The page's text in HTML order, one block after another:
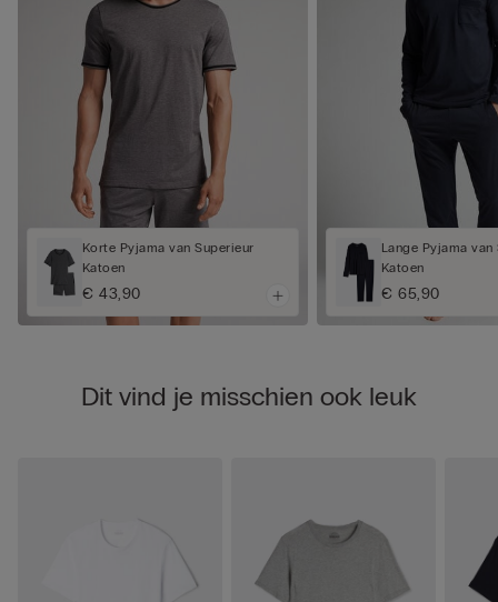
Korte Pyjama van Superieur
Katoen
€ 43,90
Lange Pyjama van
Katoen
€ 65,90
Dit vind je misschien ook leuk